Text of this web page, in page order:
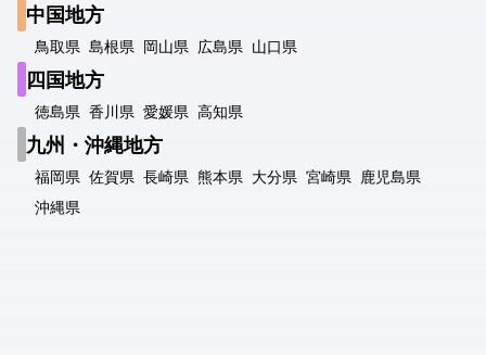
中国地方
鳥取県 島根県 岡山県 広島県 山口県
四国地方
徳島県 香川県 愛媛県 高知県
九州・沖縄地方
福岡県 佐賀県 長崎県 熊本県 大分県 宮崎県 鹿児島県
沖縄県